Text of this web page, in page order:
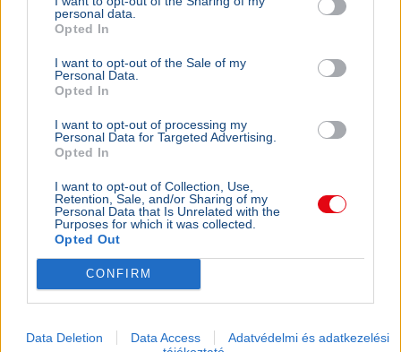
personal data.
Opted In
I want to opt-out of the Sale of my
Personal Data.
Opted In
I want to opt-out of processing my
Personal Data for Targeted Advertising.
Opted In
I want to opt-out of Collection, Use,
Retention, Sale, and/or Sharing of my
Personal Data that Is Unrelated with the
Purposes for which it was collected.
Opted Out
CONFIRM
Data Deletion Data Access
Adatvédelmi és adatkezelési
KULTÚRA
Majka lemondta a sepsiszentgyörgyi
koncertjét - Életveszélyes fenyegetést
Majka életveszélyes SMS-fenyegetés miatt
feljelentést tesz, a Sic Feszt szervezői is elítélték
BELFÖLD